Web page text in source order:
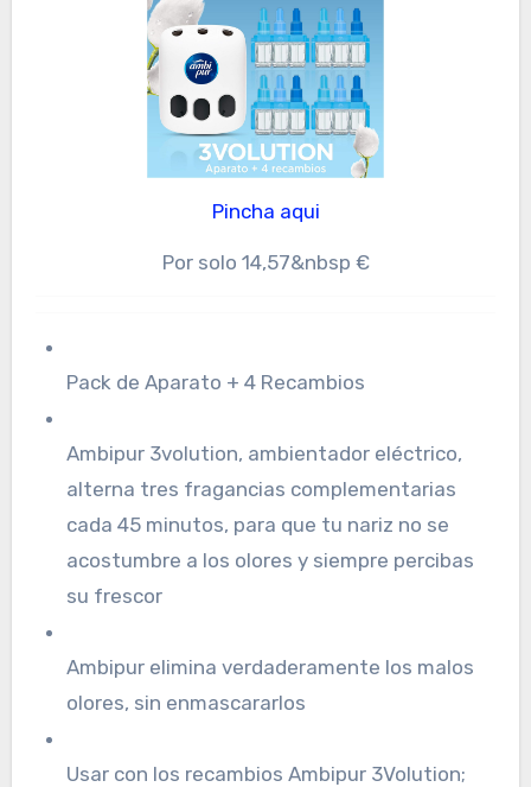
Pincha aqui
Por solo 14,57&nbsp €
Pack de Aparato + 4 Recambios
Ambipur 3volution, ambientador eléctrico,
alterna tres fragancias complementarias
cada 45 minutos, para que tu nariz no se
acostumbre a los olores y siempre percibas
su frescor
Ambipur elimina verdaderamente los malos
olores, sin enmascararlos
Usar con los recambios Ambipur 3Volution;